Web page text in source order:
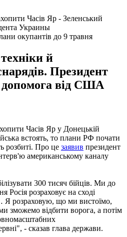
Украины
окупантів до 9 травня
й
Президент
допомога від США
Часів Яр у Донецькій
встоять, то плани РФ почати
розбиті. Про це заявив президент
американському каналу
300 тисяч бійців. Ми до
Росія розраховує на сході
Я розраховую, що ми вистоїмо,
зможемо відбити ворога, а потім
- сказав глава держави.